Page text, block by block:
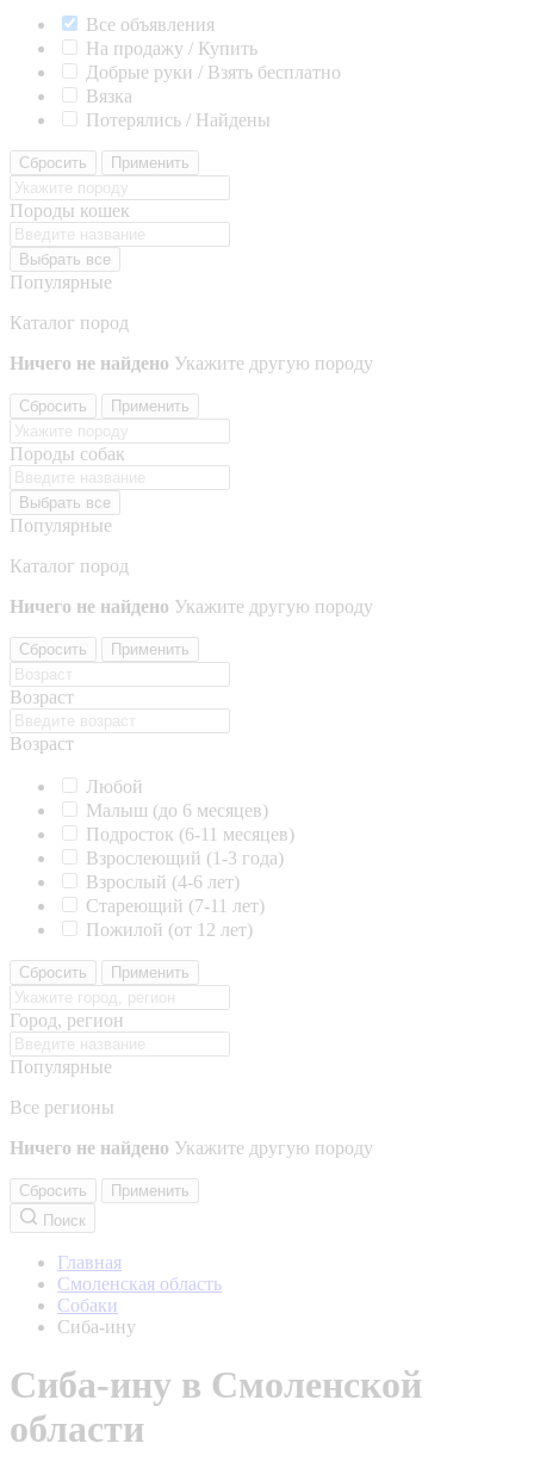
Все объявления
На продажу / Купить
Добрые руки / Взять бесплатно
Вязка
Потерялись / Найдены
Сбросить Применить
Породы кошек
Выбрать все
Популярные
Каталог пород
Ничего не найдено Укажите другую породу
Сбросить Применить
Породы собак
Выбрать все
Популярные
Каталог пород
Ничего не найдено Укажите другую породу
Сбросить Применить
Возраст
Возраст
Любой
Малыш (до 6 месяцев)
Подросток (6-11 месяцев)
Взрослеющий (1-3 года)
Взрослый (4-6 лет)
Стареющий (7-11 лет)
Пожилой (от 12 лет)
Сбросить Применить
Город, регион
Популярные
Все регионы
Ничего не найдено Укажите другую породу
Сбросить
Применить
Поиск
Главная
Смоленская область
Собаки
Сиба-ину
Сиба-ину в Смоленской
области